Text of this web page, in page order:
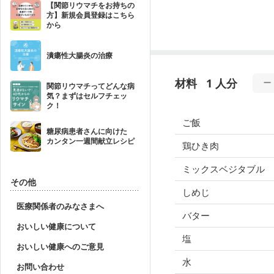
【関節リウマチをお持ちの
方】新規会員登録はこちら
から
潰瘍性大腸炎の治療
関節リウマチってどんな病
気？まずはセルフチェッ
ク！
糖尿病患者さんに向けた
カンタン一週間献立レシピ
その他
医療関係者のみなさまへ
おいしい健康について
おいしい健康へのご意見
お問い合わせ
材料 1 人分
ご飯
鶏ひき肉
ミックスベジタブル
しめじ
バター
塩
水